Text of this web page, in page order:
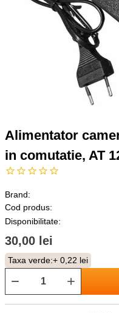
Alimentator
in comutatie, AT
Brand:
Cod produs:
Disponibilitate:
30,00 lei
Taxa verde:+ 0,22 lei